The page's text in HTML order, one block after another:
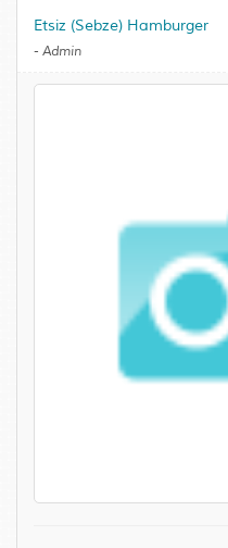
Etsiz (Sebze) Hamburger
- Admin